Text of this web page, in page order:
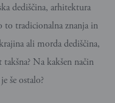
dediščina, arhitektura
to tradicionalna znanja in
ali morda dediščina,
Na kakšen način
še ostalo?